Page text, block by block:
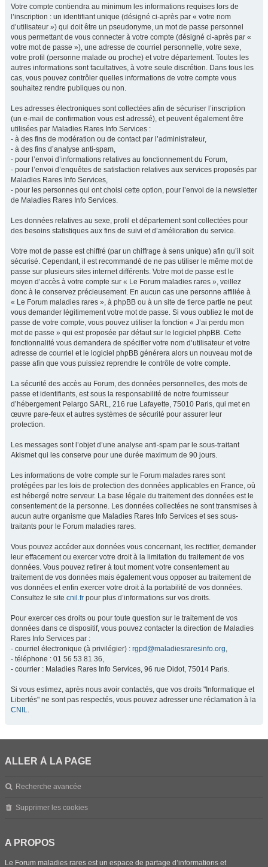
Votre compte contiendra au minimum les informations requises lors de
l’inscription : un identifiant unique (désigné ci-après par « votre nom
d’utilisateur ») qui doit être un pseudonyme, un mot de passe personnel
vous permettant de vous connecter à votre compte (désigné ci-après par «
votre mot de passe »), une adresse de courriel personnelle, votre sexe,
votre profil (personne malade ou proche) et votre département. Toutes les
autres informations sont facultatives, à votre seule discrétion. Dans tous les
cas, vous pouvez contrôler quelles informations de votre compte vous
souhaitez rendre publiques ou non.
Les adresses électroniques sont collectées afin de sécuriser l’inscription
(un e-mail de confirmation vous est adressé), et peuvent également être
utilisées par Maladies Rares Info Services :
- à des fins de modération ou de contact par l’administrateur,
- à des fins d’analyse anti-spam,
- pour l’envoi d’informations relatives au fonctionnement du Forum,
- pour l’envoi d’enquêtes de satisfaction relatives aux services proposés par
Maladies Rares Info Services,
- pour les personnes qui ont choisi cette option, pour l’envoi de la newsletter
de Maladies Rares Info Services.
Les données relatives au sexe, profil et département sont collectées pour
des besoins statistiques aux fins de suivi et d’amélioration du service.
Votre mot de passe est chiffré (par un chiffrage à sens unique) afin qu’il soit
sécurisé. Cependant, il est recommandé de ne pas utiliser le même mot de
passe sur plusieurs sites internet différents. Votre mot de passe est le
moyen d’accès à votre compte sur « Le Forum maladies rares », veillez
donc à le conservez précieusement. En aucun cas une personne affiliée à
« Le Forum maladies rares », à phpBB ou à un site de tierce partie ne peut
vous demander légitimement votre mot de passe. Si vous oubliez le mot de
passe de votre compte, vous pouvez utiliser la fonction « J’ai perdu mon
mot de passe » qui est proposée par défaut sur le logiciel phpBB. Cette
fonctionnalité vous demandera de spécifier votre nom d’utilisateur et votre
adresse de courriel et le logiciel phpBB générera alors un nouveau mot de
passe afin que vous puissiez reprendre le contrôle de votre compte.
La sécurité des accès au Forum, des données personnelles, des mots de
passe et identifiants, est sous la responsabilité de notre fournisseur
d’hébergement Pelargo SARL, 216 rue Lafayette, 75010 Paris, qui met en
œuvre pare-feux et autres systèmes de sécurité pour assurer leur
protection.
Les messages sont l’objet d’une analyse anti-spam par le sous-traitant
Akismet qui les conserve pour une durée maximum de 90 jours.
Les informations de votre compte sur le Forum malades rares sont
protégées par les lois de protection des données applicables en France, où
est hébergé notre serveur. La base légale du traitement des données est le
consentement de la personne. Les données collectées ne sont transmises à
aucun autre organisme que Maladies Rares Info Services et ses sous-
traitants pour le Forum maladies rares.
Vous pouvez accéder aux données vous concernant, les rectifier, demander
leur effacement ou exercer votre droit à la limitation du traitement de vos
données. Vous pouvez retirer à tout moment votre consentement au
traitement de vos données mais également vous opposer au traitement de
vos données et enfin exercer votre droit à la portabilité de vos données.
Consultez le site cnil.fr pour plus d’informations sur vos droits.
Pour exercer ces droits ou pour toute question sur le traitement de vos
données dans ce dispositif, vous pouvez contacter la direction de Maladies
Rares Info Services par :
- courriel électronique (à privilégier) : rgpd@maladiesraresinfo.org,
- téléphone : 01 56 53 81 36,
- courrier : Maladies Rares Info Services, 96 rue Didot, 75014 Paris.
Si vous estimez, après nous avoir contactés, que vos droits "Informatique et
Libertés" ne sont pas respectés, vous pouvez adresser une réclamation à la
CNIL.
ALLER À LA PAGE
Recherche avancée
Supprimer les cookies
A PROPOS
Le Forum maladies rares est un espace de partage d’informations et